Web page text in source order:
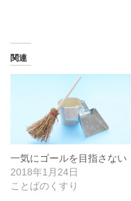
関連
一気にゴールを目指さない
2018年1月24日
ことばのくすり